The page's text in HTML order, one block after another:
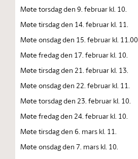
Møte torsdag den 9. februar kl. 10.
Møte tirsdag den 14. februar kl. 11.
Møte onsdag den 15. februar kl. 11.00
Møte fredag den 17. februar kl. 10.
Møte tirsdag den 21. februar kl. 13.
Møte onsdag den 22. februar kl. 11.
Møte torsdag den 23. februar kl. 10.
Møte fredag den 24. februar kl. 10.
Møte tirsdag den 6. mars kl. 11.
Møte onsdag den 7. mars kl. 10.